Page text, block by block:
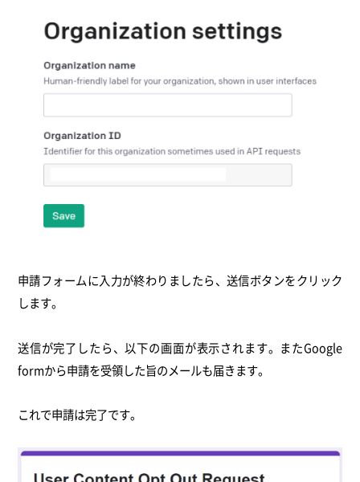
申請フォームに入力が終わりましたら、送信ボタンをクリック
します。
送信が完了したら、以下の画面が表示されます。またGoogle
formから申請を受領した旨のメールも届きます。
これで申請は完了です。